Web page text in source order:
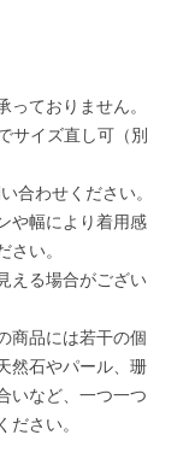
ておりません。
サイズ直し可（別
合わせください。
や幅により着用感
さい。
える場合がござい
商品には若干の個
然石やパール、珊
いなど、一つ一つ
ださい。